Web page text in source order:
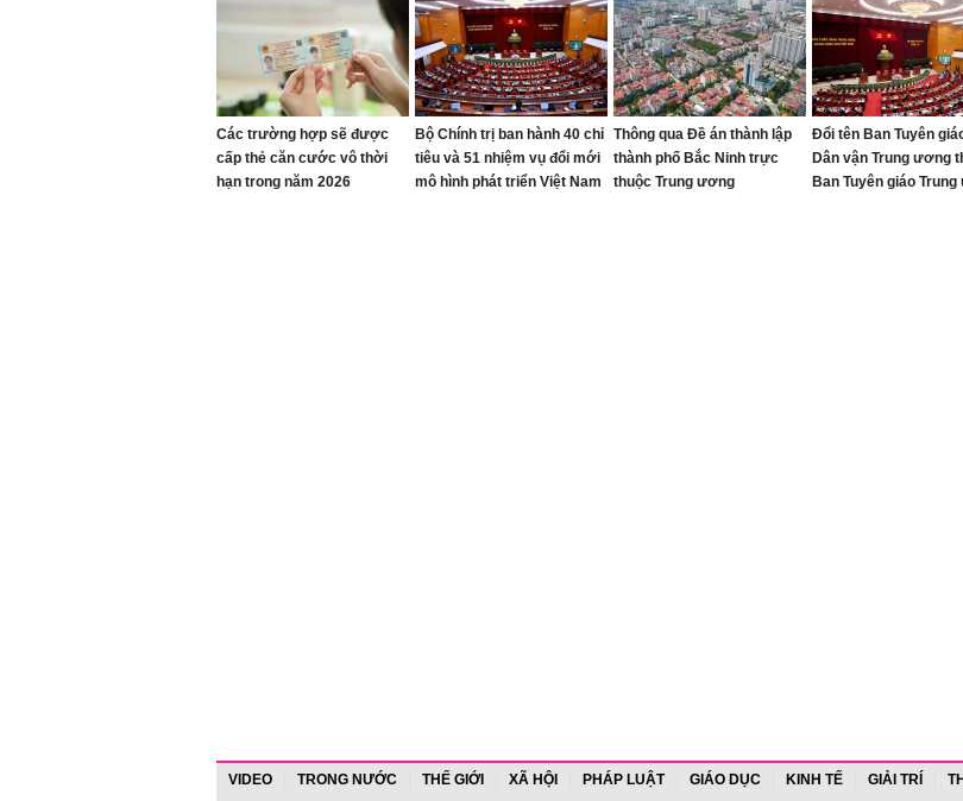
Các trường hợp sẽ được
cấp thẻ căn cước vô thời
hạn trong năm 2026
Bộ Chính trị ban hành 40 chỉ
tiêu và 51 nhiệm vụ đổi mới
mô hình phát triển Việt Nam
Thông qua Đề án thành lập
thành phố Bắc Ninh trực
thuộc Trung ương
Đổi tên Ban Tuyên
Dân vận Trung ương
Ban Tuyên giáo
VIDEO TRONG NƯỚC THẾ GIỚI XÃ HỘI PHÁP LUẬT GIÁO DỤC KINH TẾ GIẢI TRÍ